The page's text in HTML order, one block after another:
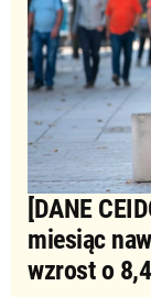
[DANE
miesiąc
wzrost o